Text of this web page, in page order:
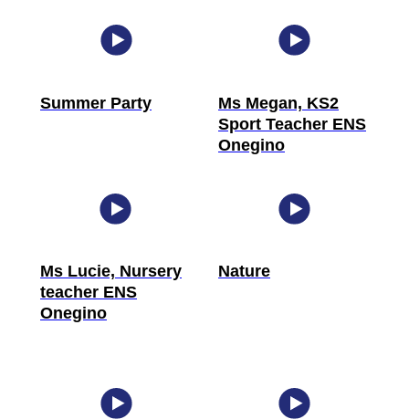
Summer Party
Ms Megan, KS2
Sport Teacher ENS
Onegino
Ms Lucie, Nursery
teacher ENS
Onegino
Nature